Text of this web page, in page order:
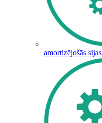
amortizējošās sijas